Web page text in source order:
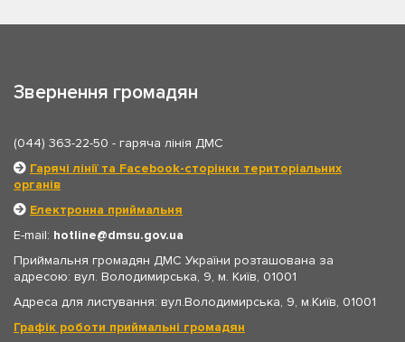
Звернення громадян
(044) 363-22-50 - гаряча лінія ДМС
Гарячі лінії та Facebook-сторінки територіальних
органів
Електронна приймальня
E-mail: hotline
dmsu.gov.ua
Приймальня громадян ДМС України розташована за
адресою: вул. Володимирська, 9, м. Київ, 01001
Адреса для листування: вул.Володимирська, 9, м.Київ, 01001
Графік роботи приймальні громадян